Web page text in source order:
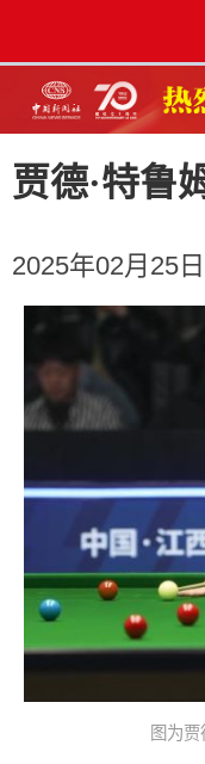
贾德·特鲁
2025年02月25
图为